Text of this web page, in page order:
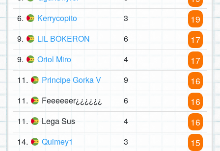
6. Kerrycopito 3 19
9. LIL BOKERON 6 17
9. Oriol Miro 4 17
11. Principe Gorka V 9 16
11. Feeeeeer¿¿¿¿¿¿ 6 16
11. Lega Sus 4 16
14. Quimey1 3 15